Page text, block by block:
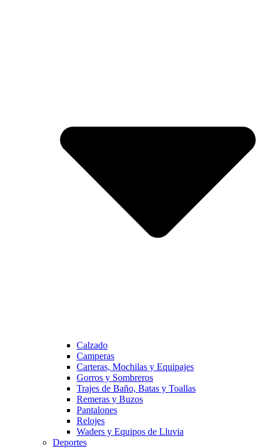
Calzado
Camperas
Carteras, Mochilas y Equipajes
Gorros y Sombreros
Trajes de Baño, Batas y Toallas
Remeras y Buzos
Pantalones
Relojes
Waders y Equipos de Lluvia
Deportes